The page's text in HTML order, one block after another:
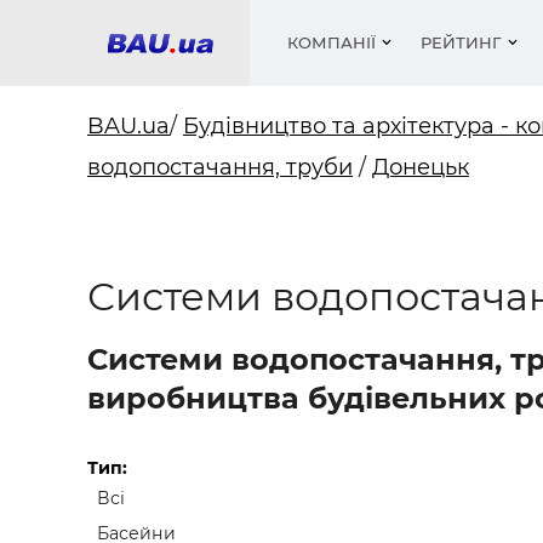
КОМПАНІЇ
Фарби,
РЕЙТИНГ
Фарби,
BAU.ua/ Будівництво та архітектура -
водопостачання, труби / Донецьк
Системи
Системи водопостачання,
виробництва будівельних
Тип:
Всі
Басейни